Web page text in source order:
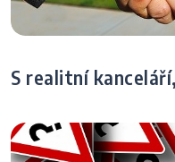
S realitní